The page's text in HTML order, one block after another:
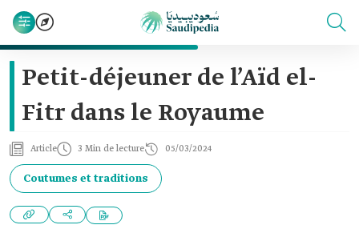
Petit-déjeuner de l’Aïd el-
Fitr dans le Royaume
Article 3 Min de lecture 05/03/2024
Coutumes et traditions